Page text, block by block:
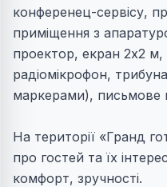
конференец-сервісу,
приміщення з
проектор, екран 2х2
радіомікрофон,
маркерами), письмове
На території «Гранд
про гостей та їх
комфорт, зручності.